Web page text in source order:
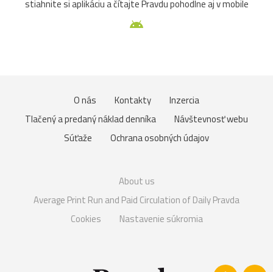
stiahnite si aplikáciu a čítajte Pravdu pohodlne aj v mobile
O nás Kontakty
Inzercia
Tlačený a predaný náklad denníka
Návštevnosť webu
Súťaže
Ochrana osobných údajov
About us
Average Print Run and Paid Circulation of Daily Pravda
Cookies
Nastavenie súkromia